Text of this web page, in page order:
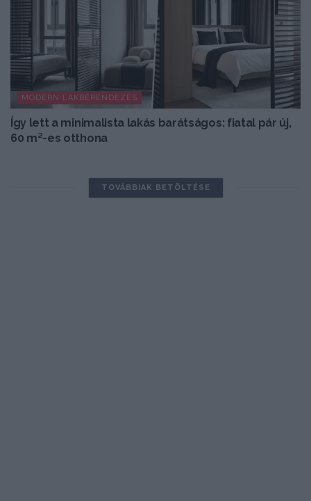
MODERN LAKBERENDEZÉS
Így lett a minimalista lakás barátságos: fiatal pár új,
60 m²-es otthona
TOVÁBBIAK BETÖLTÉSE